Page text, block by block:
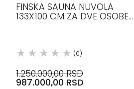
FINSKA SAUNA NUVOLA
133X100 CM ZA DVE OSOBE
(0)
1.250.000,00 RSD
987.000,00 RSD